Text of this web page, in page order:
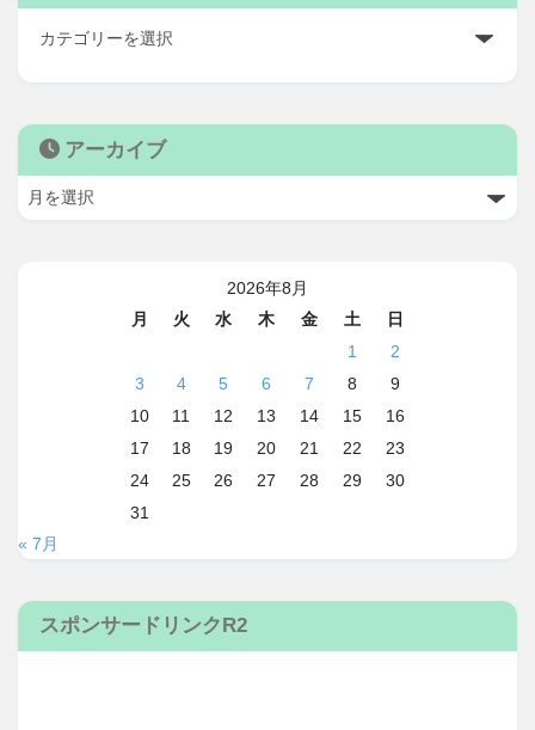
アーカイブ
2026年8月
月
火 水 木 金 土
日
1
2
3
4 5 6 7 8
9
10
11 12 13 14 15
16
17
18 19 20 21 22
23
24
25 26 27 28 29
30
31
« 7月
スポンサードリンクR2